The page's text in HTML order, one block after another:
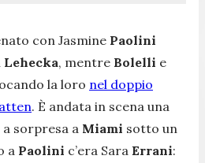
con Jasmine Paolini
Lehecka, mentre Bolelli e
la loro nel doppio
. È andata in scena una
sorpresa a Miami sotto un
a Paolini c’era Sara Errani: